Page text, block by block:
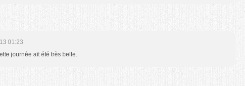
01:23
journée ait été très belle.